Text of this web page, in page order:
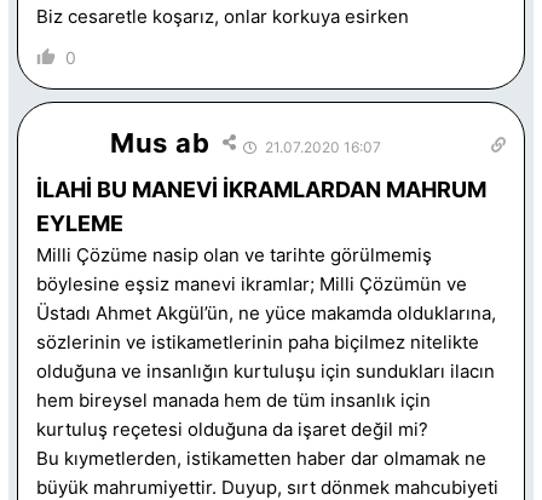
Biz cesaretle koşarız, onlar korkuya esirken
0
Mus ab 21.07.2020 16:07
İLAHİ BU MANEVİ İKRAMLARDAN MAHRUM
EYLEME
Milli Çözüme nasip olan ve tarihte görülmemiş
böylesine eşsiz manevi ikramlar; Milli Çözümün ve
Üstadı Ahmet Akgül’ün, ne yüce makamda olduklarına,
sözlerinin ve istikametlerinin paha biçilmez nitelikte
olduğuna ve insanlığın kurtuluşu için sundukları ilacın
hem bireysel manada hem de tüm insanlık için
kurtuluş reçetesi olduğuna da işaret değil mi?
Bu kıymetlerden, istikametten haber dar olmamak ne
büyük mahrumiyettir. Duyup, sırt dönmek mahcubiyeti